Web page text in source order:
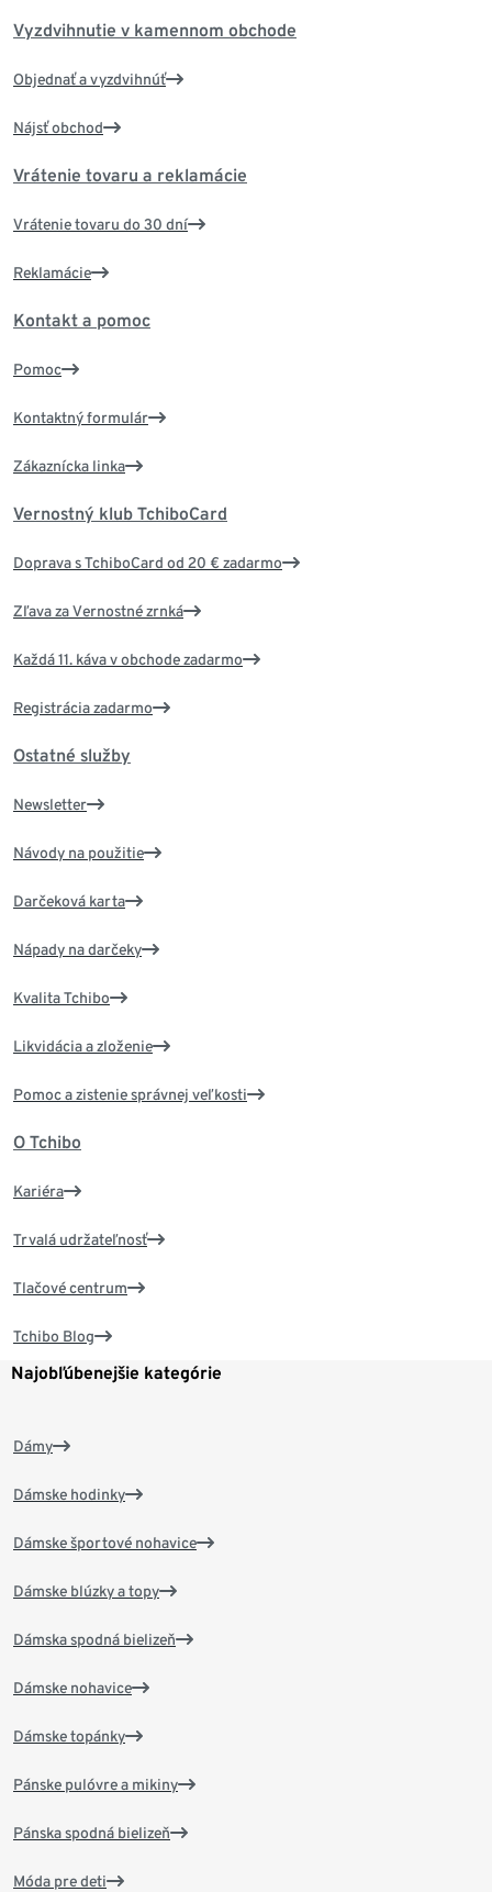
Vyzdvihnutie v kamennom obchode
Objednať a vyzdvihnúť
Nájsť obchod
Vrátenie tovaru a reklamácie
Vrátenie tovaru do 30 dní
Reklamácie
Kontakt a pomoc
Pomoc
Kontaktný formulár
Zákaznícka linka
Vernostný klub TchiboCard
Doprava s TchiboCard od 20 € zadarmo
Zľava za Vernostné zrnká
Každá 11. káva v obchode zadarmo
Registrácia zadarmo
Ostatné služby
Newsletter
Návody na použitie
Darčeková karta
Nápady na darčeky
Kvalita Tchibo
Likvidácia a zloženie
Pomoc a zistenie správnej veľkosti
O Tchibo
Kariéra
Trvalá udržateľnosť
Tlačové centrum
Tchibo Blog
Najobľúbenejšie kategórie
Dámy
Dámske hodinky
Dámske športové nohavice
Dámske blúzky a topy
Dámska spodná bielizeň
Dámske nohavice
Dámske topánky
Pánske pulóvre a mikiny
Pánska spodná bielizeň
Móda pre deti